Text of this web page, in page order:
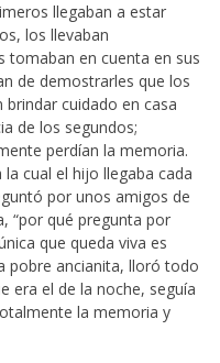
llegaban a estar
los llevaban
tomaban en cuenta en sus
de demostrarles que los
cuidado en casa
de los segundos;
perdían la memoria.
cual el hijo llegaba cada
por unos amigos de
“por qué pregunta por
que queda viva es
pobre ancianita, lloró todo
era el de la noche, seguía
la memoria y